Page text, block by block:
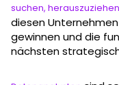
suchen,
diesen
gewinnen und die
nächsten